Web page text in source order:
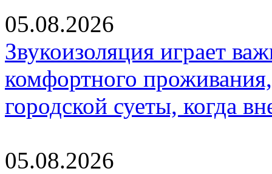
05.08.2026
Звукоизоляция играет
комфортного
городской суеты, когда
05.08.2026